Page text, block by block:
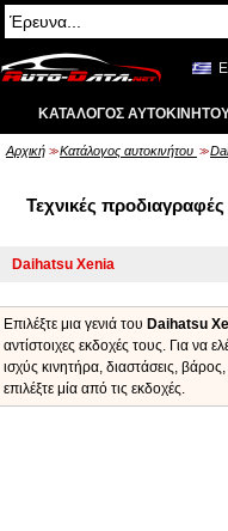
ΚΑΤΆΛΟΓΟΣ
Αρχική >> Κατάλογος αυτοκινήτου >>
Τεχνικές
Επιλέξτε μια γενιά του Daihatsu
αντίστοιχες εκδοχές τους. Για να
ισχύς κινητήρα, διαστάσεις,
επιλέξτε μία από τις εκδοχές.